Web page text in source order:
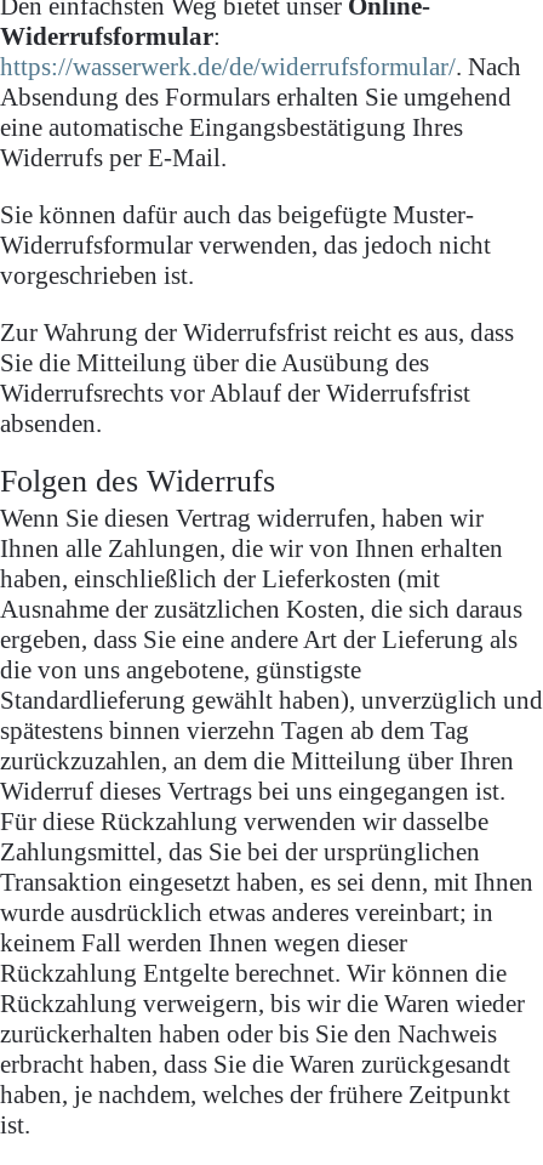
Den einfachsten Weg bietet unser Online-
Widerrufsformular:
https://wasserwerk.de/de/widerrufsformular/. Nach
Absendung des Formulars erhalten Sie umgehend
eine automatische Eingangsbestätigung Ihres
Widerrufs per E-Mail.
Sie können dafür auch das beigefügte Muster-
Widerrufsformular verwenden, das jedoch nicht
vorgeschrieben ist.
Zur Wahrung der Widerrufsfrist reicht es aus, dass
Sie die Mitteilung über die Ausübung des
Widerrufsrechts vor Ablauf der Widerrufsfrist
absenden.
Folgen des Widerrufs
Wenn Sie diesen Vertrag widerrufen, haben wir
Ihnen alle Zahlungen, die wir von Ihnen erhalten
haben, einschließlich der Lieferkosten (mit
Ausnahme der zusätzlichen Kosten, die sich daraus
ergeben, dass Sie eine andere Art der Lieferung als
die von uns angebotene, günstigste
Standardlieferung gewählt haben), unverzüglich und
spätestens binnen vierzehn Tagen ab dem Tag
zurückzuzahlen, an dem die Mitteilung über Ihren
Widerruf dieses Vertrags bei uns eingegangen ist.
Für diese Rückzahlung verwenden wir dasselbe
Zahlungsmittel, das Sie bei der ursprünglichen
Transaktion eingesetzt haben, es sei denn, mit Ihnen
wurde ausdrücklich etwas anderes vereinbart; in
keinem Fall werden Ihnen wegen dieser
Rückzahlung Entgelte berechnet. Wir können die
Rückzahlung verweigern, bis wir die Waren wieder
zurückerhalten haben oder bis Sie den Nachweis
erbracht haben, dass Sie die Waren zurückgesandt
haben, je nachdem, welches der frühere Zeitpunkt
ist.